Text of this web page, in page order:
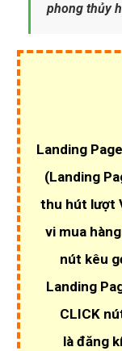
phong thủy
Landing
(Landing
thu hút lượt
vi mua
nút kêu
Landing
CLICK
là đăng